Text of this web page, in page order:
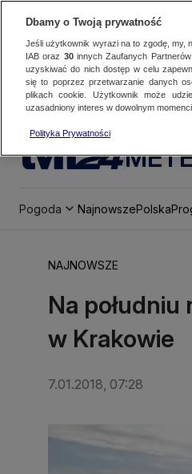
Pogoda NajnowszePolska
NAJNOWSZE
Na
w Krakowie
7.01.2018, 07:28
Dbamy o Twoją prywatność
Jeśli użytkownik wyrazi na to zgodę, my,
IAB oraz 30innych Zaufanych
uzyskiwać do nich dostęp w celu
się to poprzez przetwarzanie danych
plikach cookie. Użytkownik może
uzasadniony interes w dowolnym
Polityka Prywatności